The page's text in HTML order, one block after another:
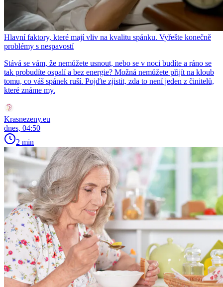
Hlavní faktory, které mají vliv na kvalitu spánku. Vyřešte konečně
problémy s nespavostí
Stává se vám, že nemůžete usnout, nebo se v noci budíte a ráno se
tak probudíte ospalí a bez energie? Možná nemůžete přijít na kloub
tomu, co váš spánek ruší. Pojďte zjistit, zda to není jeden z činitelů,
které známe my.
Krasnezeny.eu
dnes, 04:50
2 min